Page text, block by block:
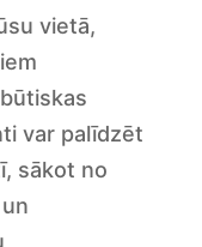
vietā,
var palīdzēt
sākot no